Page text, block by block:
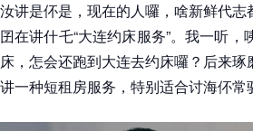
汝讲是伓是，现在的人囉，啥新鲜代
囝在讲什乇“大连约床服务”。我一听
床，怎会还跑到大连去约床囉？后来
讲一种短租房服务，特别适合讨海伓